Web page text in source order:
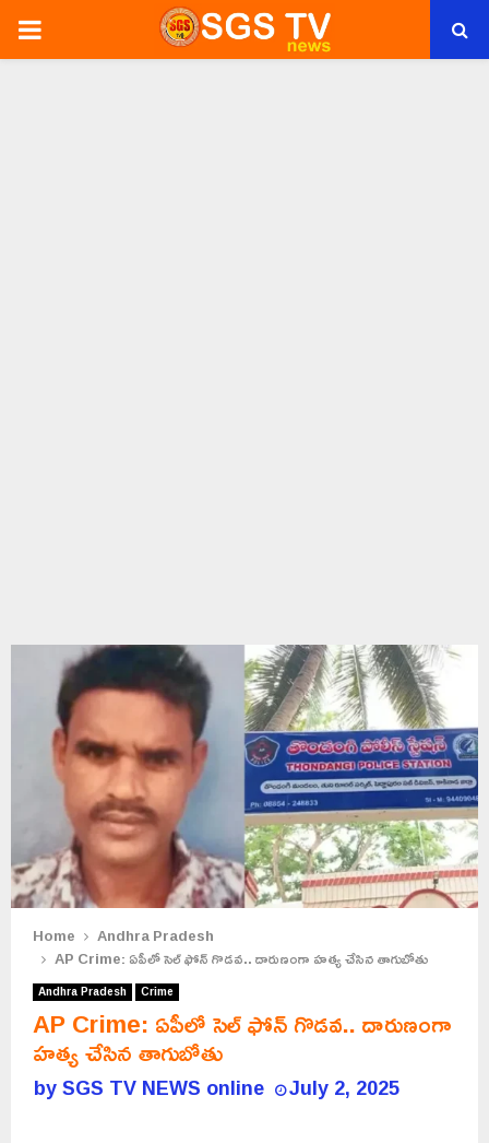
PRIMARY
Home
Andhra Pradesh
AP Crime: ఏపీలో సెల్ ఫోన్ గొడవ.. దారుణంగా హత్య చేసిన తాగుబోతు
Andhra Pradesh Crime
AP Crime: ఏపీలో సెల్ ఫోన్ గొడవ.. దారుణంగా
హత్య చేసిన తాగుబోతు
bySGS TV NEWS online July 2, 2025